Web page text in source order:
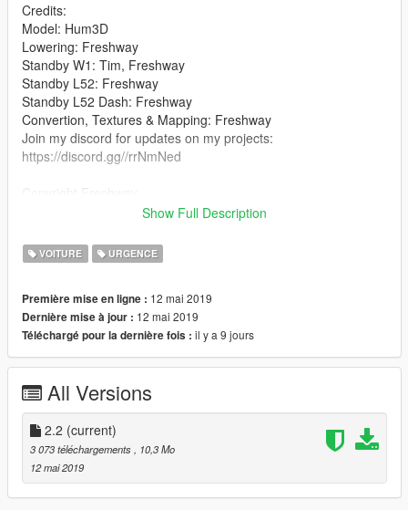
Credits:
Model: Hum3D
Lowering: Freshway
Standby W1: Tim, Freshway
Standby L52: Freshway
Standby L52 Dash: Freshway
Convertion, Textures & Mapping: Freshway
Join my discord for updates on my projects:
https://discord.gg//rrNmNed
permission. You are allowed to make skins for it though :)
Show Full Description
VOITURE URGENCE
Première mise en ligne : 12 mai 2019
Dernière mise à jour : 12 mai 2019
Téléchargé pour la dernière fois : il y a 9 jours
All Versions
2.2 (current)
3 073 téléchargements
, 10,3 Mo
12 mai 2019